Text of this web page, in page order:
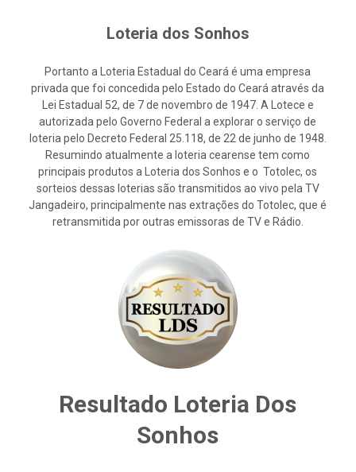
Loteria dos Sonhos
Portanto a Loteria Estadual do Ceará é uma empresa
privada que foi concedida pelo Estado do Ceará através da
Lei Estadual 52, de 7 de novembro de 1947. A Lotece e
autorizada pelo Governo Federal a explorar o serviço de
loteria pelo Decreto Federal 25.118, de 22 de junho de 1948.
Resumindo atualmente a loteria cearense tem como
principais produtos a Loteria dos Sonhos e o Totolec, os
sorteios dessas loterias são transmitidos ao vivo pela TV
Jangadeiro, principalmente nas extrações do Totolec, que é
retransmitida por outras emissoras de TV e Rádio.
Resultado Loteria Dos
Sonhos